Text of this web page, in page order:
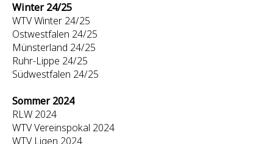
Winter 24/25
WTV Winter 24/25
Ostwestfalen 24/25
Münsterland 24/25
Ruhr-Lippe 24/25
Südwestfalen 24/25
Sommer 2024
RLW 2024
WTV Vereinspokal 2024
WTV Ligen 2024